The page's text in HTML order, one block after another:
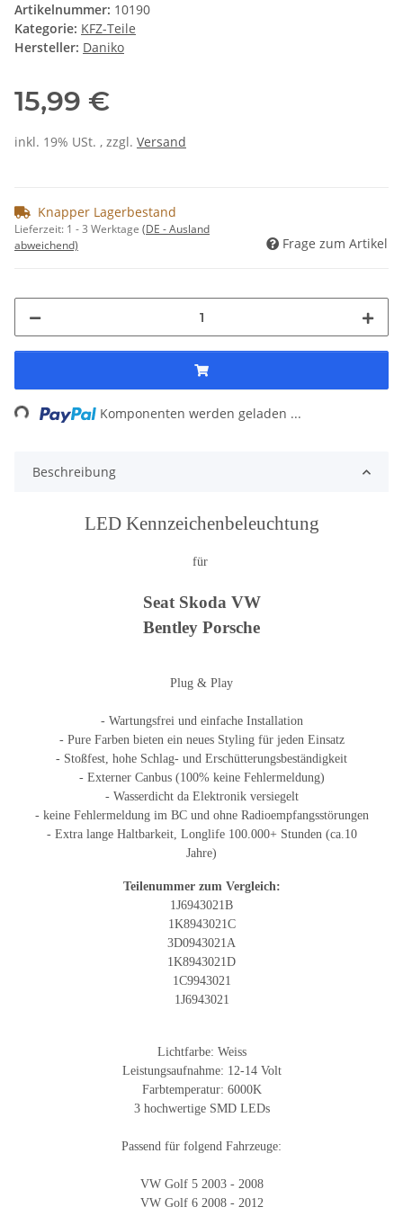
Artikelnummer: 10190
Kategorie: KFZ-Teile
Hersteller: Daniko
15,99 €
inkl. 19% USt. , zzgl. Versand
Knapper Lagerbestand
Lieferzeit: 1 - 3 Werktage (DE - Ausland
abweichend)
Frage zum Artikel
Komponenten werden geladen ...
Beschreibung
LED Kennzeichenbeleuchtung
für
Seat Skoda VW
Bentley Porsche
Plug & Play
- Wartungsfrei und einfache Installation
- Pure Farben bieten ein neues Styling für jeden Einsatz
- Stoßfest, hohe Schlag- und Erschütterungsbeständigkeit
- Externer Canbus (100% keine Fehlermeldung)
- Wasserdicht da Elektronik versiegelt
- keine Fehlermeldung im BC und ohne Radioempfangsstörungen
- Extra lange Haltbarkeit, Longlife 100.000+ Stunden (ca.10
Jahre)
Teilenummer zum Vergleich:
1J6943021B
1K8943021C
3D0943021A
1K8943021D
1C9943021
1J6943021
Lichtfarbe: Weiss
Leistungsaufnahme: 12-14 Volt
Farbtemperatur: 6000K
3 hochwertige SMD LEDs
Passend für folgend Fahrzeuge:
VW Golf 5 2003 - 2008
VW Golf 6 2008 - 2012